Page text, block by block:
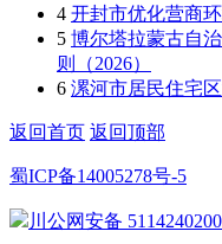
4 开封市优化营商环
5 博尔塔拉蒙古自
则（2026）
6 漯河市居民住宅
返回首页 返回顶部
蜀ICP备14005278号-5
川公网安备